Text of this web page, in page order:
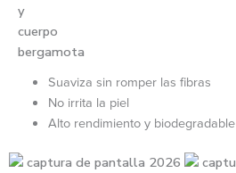
Suaviza sin romper las fibras
No irrita la piel
Alto rendimiento y biodegradable